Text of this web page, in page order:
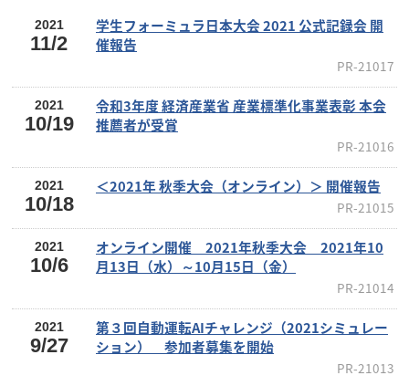
学生フォーミュラ日本大会 2021 公式記録会 開
催報告
PR-21017
2021
11/2
令和3年度 経済産業省 産業標準化事業表彰 本会
推薦者が受賞
PR-21016
2021
10/19
＜2021年 秋季大会（オンライン）＞ 開催報告
PR-21015
2021
10/18
オンライン開催 2021年秋季大会 2021年10
月13日（水）～10月15日（金）
PR-21014
2021
10/6
第３回自動運転AIチャレンジ（2021シミュレー
ション） 参加者募集を開始
PR-21013
2021
9/27